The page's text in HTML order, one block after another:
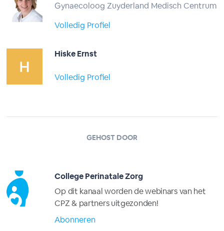
Gynaecoloog Zuyderland Medisch Centrum
Volledig Profiel
Hiske Ernst
Volledig Profiel
GEHOST DOOR
College Perinatale Zorg
Op dit kanaal worden de webinars van het
CPZ & partners uitgezonden!
Abonneren